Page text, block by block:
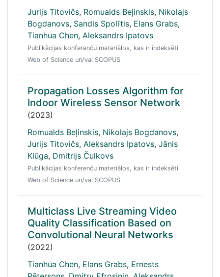
Jurijs Titovičs, Romualds Beļinskis, Nikolajs
Bogdanovs, Sandis Spolītis, Elans Grabs,
Tianhua Chen, Aleksandrs Ipatovs
Publikācijas konferenču materiālos, kas ir indeksēti
Web of Science un/vai SCOPUS
Propagation Losses Algorithm for
Indoor Wireless Sensor Network
(2023)
Romualds Beļinskis, Nikolajs Bogdanovs,
Jurijs Titovičs, Aleksandrs Ipatovs, Jānis
Klūga, Dmitrijs Čulkovs
Publikācijas konferenču materiālos, kas ir indeksēti
Web of Science un/vai SCOPUS
Multiclass Live Streaming Video
Quality Classification Based on
Convolutional Neural Networks
(2022)
Tianhua Chen, Elans Grabs, Ernests